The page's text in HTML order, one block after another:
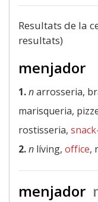
Resultats de la
resultats)
menjador
1.narrosseria,
marisqueria,
rostisseria,
2.n líving, office,
menjador